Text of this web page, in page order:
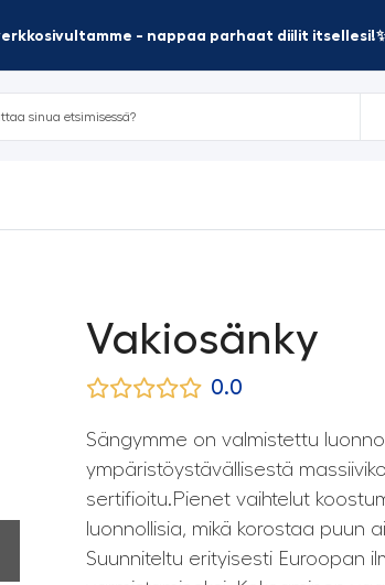
- nappaa parhaat diilit
Vakiosänky
0.0
Sängymme on valmistettu
ympäristöystävällisestä
sertifioitu.Pienet vaihtelut
luonnollisia, mikä korostaa puun
Suunniteltu erityisesti Euroopan